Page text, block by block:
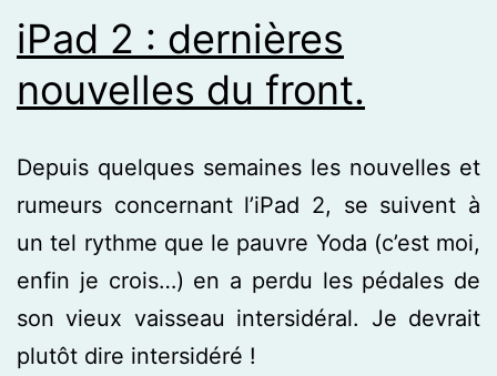
iPad 2 : dernières
nouvelles du front.
Depuis quelques semaines les nouvelles et
rumeurs concernant l’iPad 2, se suivent à
un tel rythme que le pauvre Yoda (c’est moi,
enfin je crois…) en a perdu les pédales de
son vieux vaisseau intersidéral. Je devrait
plutôt dire intersidéré !